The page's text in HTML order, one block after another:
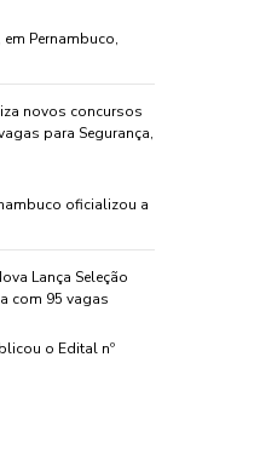
Pernambuco,
novos concursos
para Segurança,
oficializou a
Lança Seleção
com 95 vagas
o Edital nº